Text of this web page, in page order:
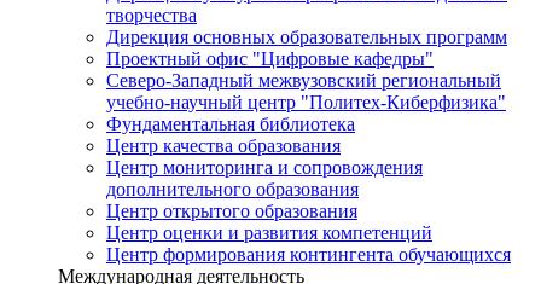
творчества
Дирекция основных образовательных программ
Проектный офис "Цифровые кафедры"
Северо-Западный межвузовский региональный
учебно-научный центр "Политех-Киберфизика"
Фундаментальная библиотека
Центр качества образования
Центр мониторинга и сопровождения
дополнительного образования
Центр открытого образования
Центр оценки и развития компетенций
Центр формирования контингента обучающихся
Международная деятельность